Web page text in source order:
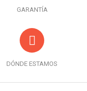
GARANTÍA
DÓNDE ESTAMOS